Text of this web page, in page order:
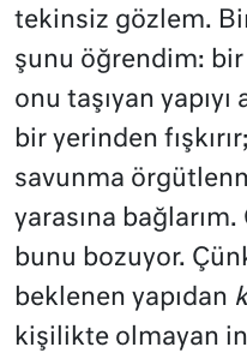
tekinsiz gözlem.
şunu öğrendim:
onu taşıyan
bir yerinden
savunma
yarasına
bunu bozuyor.
beklenen yapıdan
kişilikte olmayan